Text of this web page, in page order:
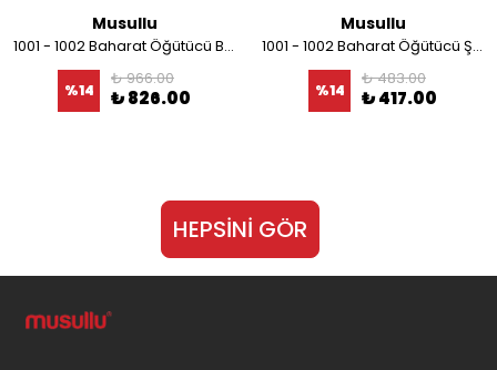
Musullu
1001 - 1002 Baharat Öğütücü Bıçağı
%14
₺ 966.00
₺ 826.00
Musullu
1001 - 1002 Baharat Öğütücü Şeffaf Kapağı
%14
₺ 483.00
₺ 417.00
HEPSİNİ GÖR